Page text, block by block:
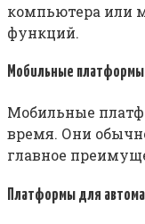
компьютера или
функций.
Мобильные платформы
Мобильные
время. Они
главное
Платформы для